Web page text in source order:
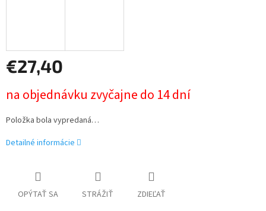
€27,40
cena:
na objednávku zvyčajne do 14 dní
Položka bola vypredaná…
Detailné informácie
OPÝTAŤ SA STRÁŽIŤ ZDIEĽAŤ